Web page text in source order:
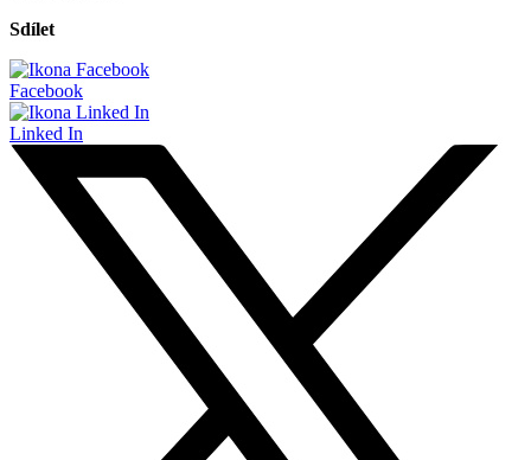
Sdílet
Facebook
Linked In